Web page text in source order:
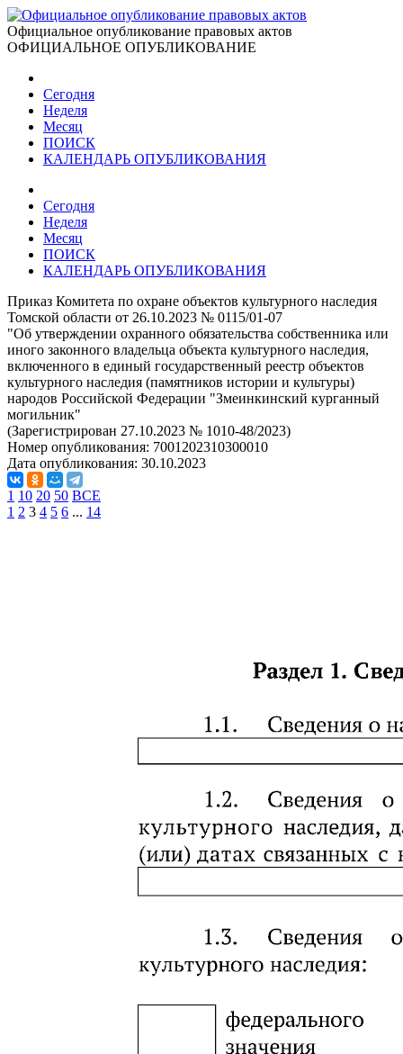
Официальное опубликование правовых актов
ОФИЦИАЛЬНОЕ ОПУБЛИКОВАНИЕ
Сегодня
Неделя
Месяц
ПОИСК
КАЛЕНДАРЬ ОПУБЛИКОВАНИЯ
Сегодня
Неделя
Месяц
ПОИСК
КАЛЕНДАРЬ ОПУБЛИКОВАНИЯ
Приказ Комитета по охране объектов культурного наследия
Томской области от 26.10.2023 № 0115/01-07
"Об утверждении охранного обязательства собственника или
иного законного владельца объекта культурного наследия,
включенного в единый государственный реестр объектов
культурного наследия (памятников истории и культуры)
народов Российской Федерации "Змеинкинский курганный
могильник"
(Зарегистрирован 27.10.2023 № 1010-48/2023)
Номер опубликования: 7001202310300010
Дата опубликования: 30.10.2023
1 10 20 50 ВСЕ
1 2 3 4 5 6 ... 14